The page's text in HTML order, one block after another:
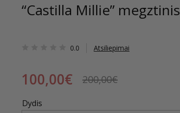
“Castilla Millie” megztinis
0.0 Atsiliepimai
100,00€ 200,00€
Dydis